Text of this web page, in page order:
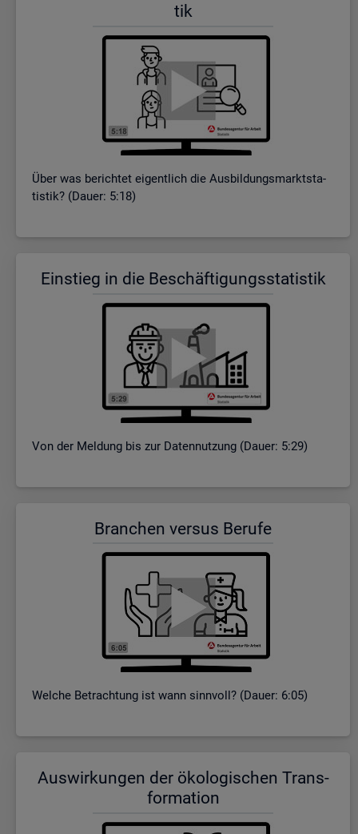
tik
Über was be­rich­tet ei­gent­lich die Aus­bil­dungs­markt­sta­
tis­tik? (Dauer: 5:18)
Ein­stieg in die Be­schäf­ti­gungs­sta­tis­tik
Von der Mel­dung bis zur Da­ten­nut­zung (Dauer: 5:29)
Bran­chen ver­sus Be­ru­fe
Wel­che Be­trach­tung ist wann sinn­voll? (Dauer: 6:05)
Aus­wir­kun­gen der öko­lo­gi­schen Trans­
for­ma­ti­on